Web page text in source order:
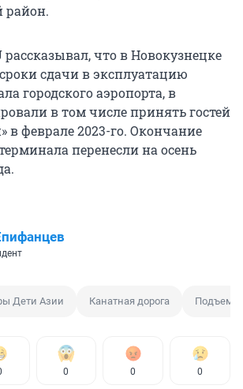
район.
рассказывал, что в Новокузнецке
сроки сдачи в эксплуатацию
городского аэропорта, в
в том числе принять гостей
в феврале 2023-го. Окончание
перенесли на осень
Дети Азии Канатная дорога
0 0 0